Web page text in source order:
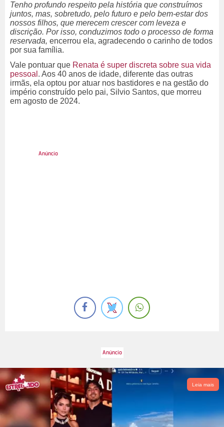
Tenho profundo respeito pela história que construímos
juntos, mas, sobretudo, pelo futuro e pelo bem-estar dos
nossos filhos, que merecem crescer com leveza e
discrição. Por isso, conduzimos todo o processo de forma
reservada, encerrou ela, agradecendo o carinho de todos
por sua família.
Vale pontuar que Renata é super discreta sobre sua vida
pessoal . Aos 40 anos de idade, diferente das outras
irmãs, ela optou por atuar nos bastidores e na gestão do
império construído pelo pai, Silvio Santos, que morreu
em agosto de 2024.
Leia mais